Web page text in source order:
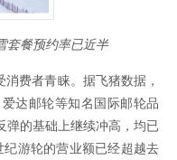
套餐预约率已近半
费者青睐。据飞猪数据，
达邮轮等知名国际邮轮品
弹的基础上继续冲高，均已
游轮的营业额已经超越去